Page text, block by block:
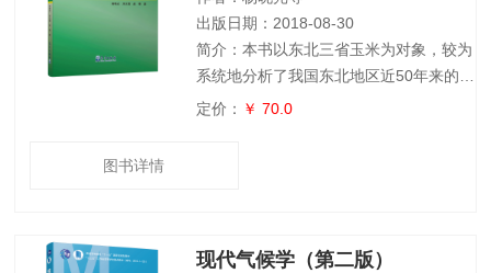
于形象、深
出版日期：2018-08-30
简介：本书以东北三省玉米为对象，较为
系统地分析了我国东北地区近50年来的作
物生长季内农业气候资源变化特征、玉米
创新性和系统性，可供高等院校、科研机
定价： ￥ 70.0
图书详情
现代气候学（第二版）